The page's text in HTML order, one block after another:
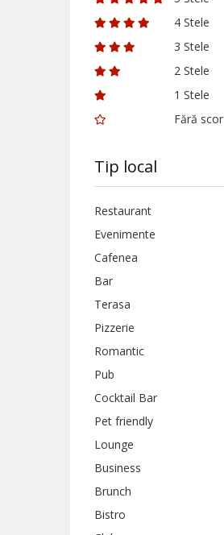
4 Stele
3 Stele
2 Stele
1 Stele
Fără scor
Tip local
Restaurant
Evenimente
Cafenea
Bar
Terasa
Pizzerie
Romantic
Pub
Cocktail Bar
Pet friendly
Lounge
Business
Brunch
Bistro